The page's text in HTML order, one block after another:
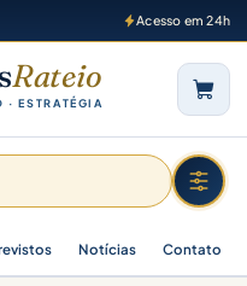
Acesso em 24h
Rateio
· ESTRATÉGIA
Notícias Contato